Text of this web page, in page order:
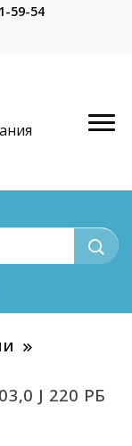
59-54
J 220 РБ